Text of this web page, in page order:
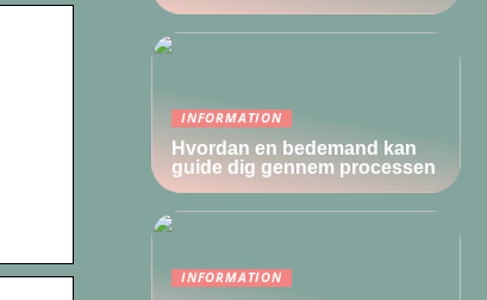
INFORMATION
Hvordan en bedemand kan
guide dig gennem processen
INFORMATION